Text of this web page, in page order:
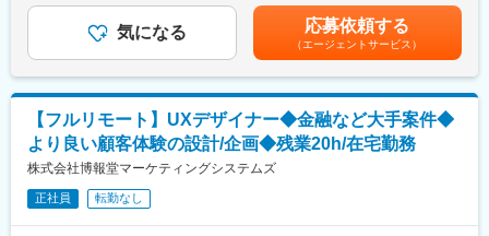
■開発チームについて：
2025年10月時点でチーム全体は90名、エンジニア職種は70名ほ
どの規模になりました。
エンジニア・PdM・UI/UXデザイナーといった異なる職種のメン
バーが同じチームに属しており、各チーム5~10名ほどで構成して
います。
るためのUIUXデザインを担っていただきます。
ビジネスメンバーやPdM、エンジニアをはじめとする各チームメ
ンバーやステークホルダーと協業しながら、プロダクトに関わる
＜プロダクトの特性＞
◆社会に対する影響力
・hacomonoは、SaaSスタートアップの成長スピードをはかる指
標である『T2D3』の達成を本気で目指しています。現在の導入店
舗は9,000店舗以上。日々多くのお客さまやユーザーにご利用いた
だいており、業界のインフラになりつつあります。
気になる 応募依頼する
（エージェントサービス）
【フルリモート】UXデザイナー◆金融など大手案件◆
より良い顧客体験の設計/企画◆残業20h/在宅勤務
株式会社博報堂マーケティングシステムズ
正社員 転勤なし